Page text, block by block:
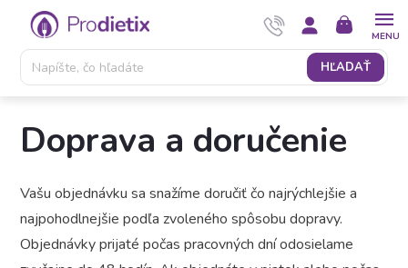
Prejsť
obsah
HĽADAŤ
NÁKUPNÝ
KOŠÍK
Doprava a doručenie
Vašu objednávku sa snažíme doručiť čo najrýchlejšie a
najpohodlnejšie podľa zvoleného spôsobu dopravy.
Objednávky prijaté počas pracovných dní odosielame